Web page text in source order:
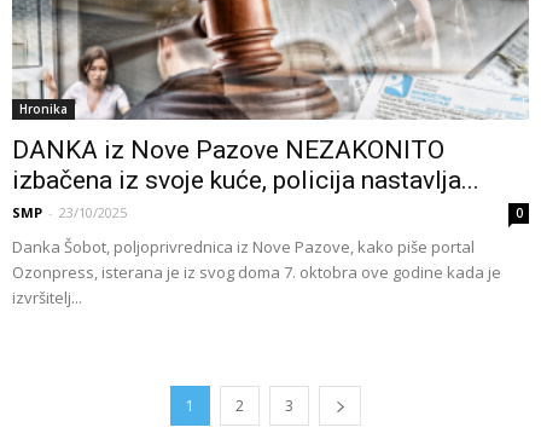
Hronika
DANKA iz Nove Pazove NEZAKONITO
izbačena iz svoje kuće, policija nastavlja...
SMP - 23/10/2025 0
Danka Šobot, poljoprivrednica iz Nove Pazove, kako piše portal
Ozonpress, isterana je iz svog doma 7. oktobra ove godine kada je
izvršitelj...
1 2 3